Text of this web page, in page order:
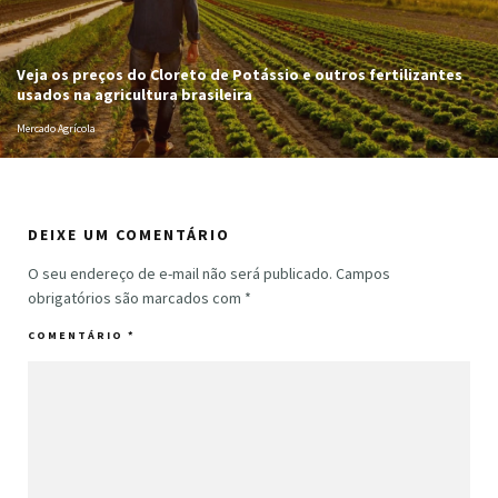
Veja os preços do Cloreto de Potássio e outros fertilizantes
usados na agricultura brasileira
Mercado Agrícola
DEIXE UM COMENTÁRIO
O seu endereço de e-mail não será publicado. Campos
obrigatórios são marcados com *
COMENTÁRIO *